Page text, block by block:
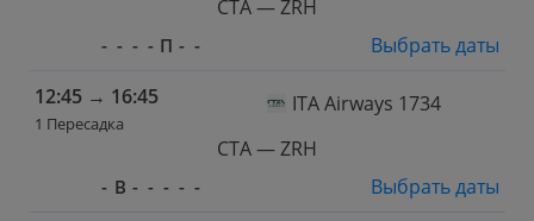
CTA — ZRH
- - - - П - -
Выбрать даты
12:45 → 16:45
1 Пересадка
ITA Airways 1734
CTA — ZRH
- В - - - - -
Выбрать даты